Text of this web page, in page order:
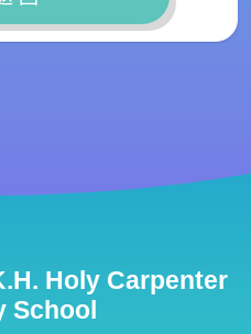
Holy Carpenter
School